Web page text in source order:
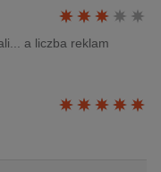
a liczba reklam